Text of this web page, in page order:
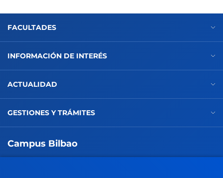
FACULTADES
INFORMACIÓN DE INTERÉS
ACTUALIDAD
GESTIONES Y TRÁMITES
Campus Bilbao